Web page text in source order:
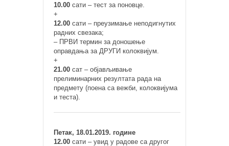
10.00 сати – тест за поновце.
+
12.00 сати – преузимање неподигнутих
радних свезака;
– ПРВИ термин за доношење
оправдања за ДРУГИ колоквијум.
+
21.00 сат – објављивање
прелиминарних резултата рада на
предмету (поена са вежби, колоквијума
и теста).
Петак, 18.01.2019. године
12.00 сати – увид у радове са другог